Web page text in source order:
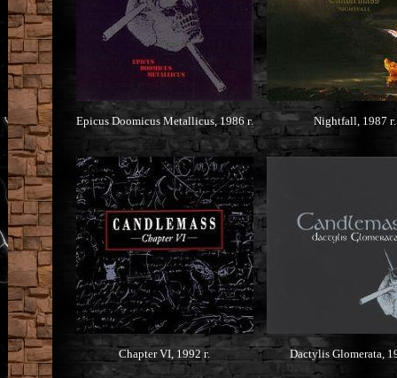
Epicus Doomicus Metallicus, 1986 г. Nightfall, 1987 г.
Chapter VI, 1992 г. Dactylis Glomerata,